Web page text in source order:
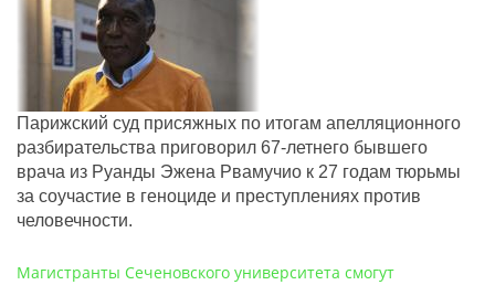
Парижский суд присяжных по итогам апелляционного
разбирательства приговорил 67-летнего бывшего
врача из Руанды Эжена Рвамучио к 27 годам тюрьмы
за соучастие в геноциде и преступлениях против
человечности.
Магистранты Сеченовского университета смогут